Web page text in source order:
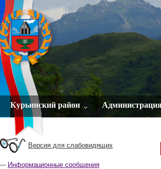
Курьинский район
Версия для слабовидящих
Информационные сообщения